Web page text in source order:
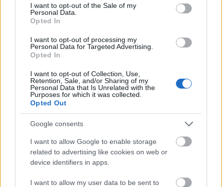
consent section.
I want to opt-out of the Sale of my
Personal Data.
Opted In
I want to opt-out of processing my
Personal Data for Targeted Advertising.
Opted In
I want to opt-out of Collection, Use,
Retention, Sale, and/or Sharing of my
Personal Data that Is Unrelated with the
Purposes for which it was collected.
Opted Out
Google consents
I want to allow Google to enable storage
related to advertising like cookies on web or
device identifiers in apps.
I want to allow my user data to be sent to
csomópont építése
Tizenegy meglévő csomópontot korszerűsít és négy új,
különszintű csomópontot hoz létre az MKIF az M1-es
bővítésénél.